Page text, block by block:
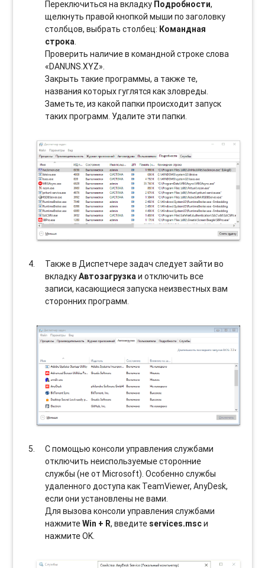
Переключиться на вкладку Подробности,
щелкнуть правой кнопкой мыши по заголовку
столбцов, выбрать столбец: Командная
строка.
Проверить наличие в командной строке слова
«DANUNS.XYZ».
Закрыть такие программы, а также те,
названия которых гуглятся как зловреды.
Заметьте, из какой папки происходит запуск
таких программ. Удалите эти папки.
Также в Диспетчере задач следует зайти во
вкладкуАвтозагрузкаи отключить все
записи, касающиеся запуска неизвестных вам
сторонних программ.
С помощью консоли управления службами
отключить неиспользуемые сторонние
службы (не от Microsoft). Особенно службы
удаленного доступа как TeamViewer, AnyDesk,
если они установлены не вами.
Для вызова консоли управления службами
нажмитеWin + R, введите services.mscи
нажмите OK.